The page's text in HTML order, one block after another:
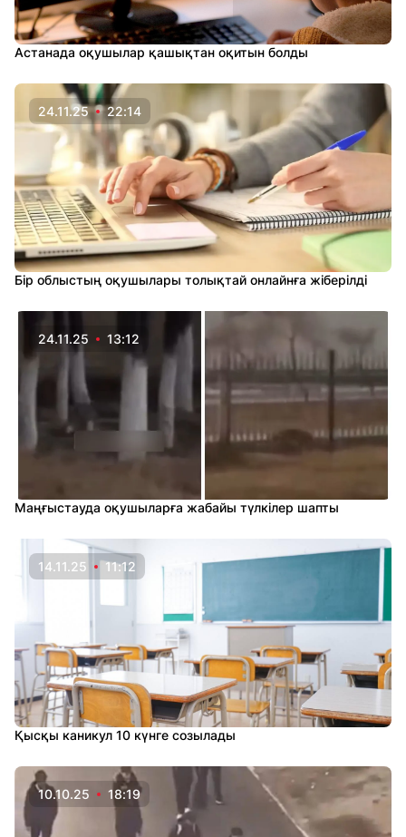
Астанада оқушылар қашықтан оқитын болды
24.11.25 22:14
Бір облыстың оқушылары толықтай онлайнға жіберілді
24.11.25 13:12
Маңғыстауда оқушыларға жабайы түлкілер шапты
14.11.25 11:12
Қысқы каникул 10 күнге созылады
10.10.25 18:19